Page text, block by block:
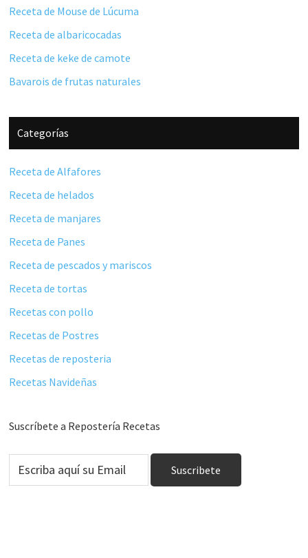
Receta de Mouse de Lúcuma
Receta de albaricocadas
Receta de keke de camote
Bavarois de frutas naturales
Categorías
Receta de Alfafores
Receta de helados
Receta de manjares
Receta de Panes
Receta de pescados y mariscos
Receta de tortas
Recetas con pollo
Recetas de Postres
Recetas de reposteria
Recetas Navideñas
Suscríbete a Repostería Recetas